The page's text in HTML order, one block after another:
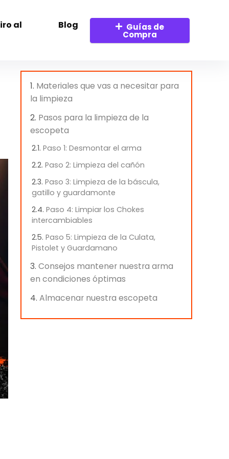
al
Blog Guías de
Compra
Materiales que vas a necesitar para
la limpieza
Pasos para la limpieza de la
escopeta
Paso 1: Desmontar el arma
Paso 2: Limpieza del cañón
Paso 3: Limpieza de la báscula,
gatillo y guardamonte
Paso 4: Limpiar los Chokes
intercambiables
Paso 5: Limpieza de la Culata,
Pistolet y Guardamano
Consejos mantener nuestra arma
en condiciones óptimas
Almacenar nuestra escopeta